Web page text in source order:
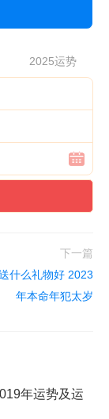
2025运势
下一篇
什么礼物好 2023
年本命年犯太岁
年运势及运